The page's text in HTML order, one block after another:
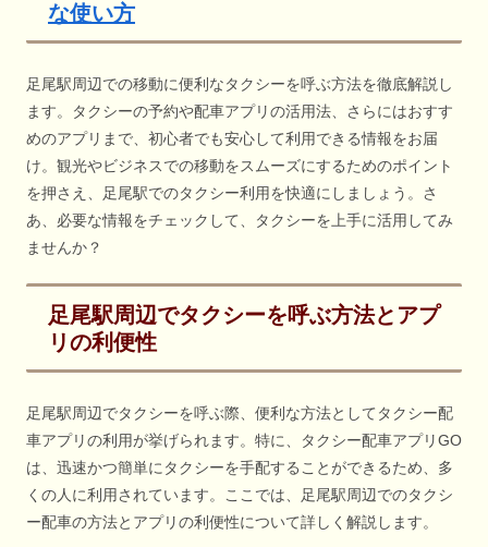
な使い方
足尾駅周辺での移動に便利なタクシーを呼ぶ方法を徹底解説し
ます。タクシーの予約や配車アプリの活用法、さらにはおすす
めのアプリまで、初心者でも安心して利用できる情報をお届
け。観光やビジネスでの移動をスムーズにするためのポイント
を押さえ、足尾駅でのタクシー利用を快適にしましょう。さ
あ、必要な情報をチェックして、タクシーを上手に活用してみ
ませんか？
足尾駅周辺でタクシーを呼ぶ方法とアプ
リの利便性
足尾駅周辺でタクシーを呼ぶ際、便利な方法としてタクシー配
車アプリの利用が挙げられます。特に、タクシー配車アプリGO
は、迅速かつ簡単にタクシーを手配することができるため、多
くの人に利用されています。ここでは、足尾駅周辺でのタクシ
ー配車の方法とアプリの利便性について詳しく解説します。